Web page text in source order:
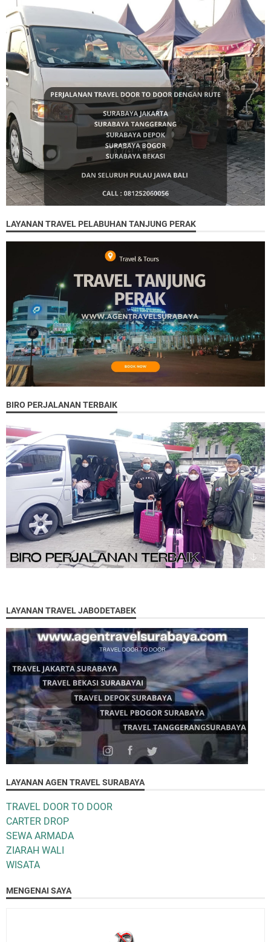
LAYANAN TRAVEL PELABUHAN TANJUNG PERAK
BIRO PERJALANAN TERBAIK
LAYANAN TRAVEL JABODETABEK
LAYANAN AGEN TRAVEL SURABAYA
TRAVEL DOOR TO DOOR
CARTER DROP
SEWA ARMADA
ZIARAH WALI
WISATA
MENGENAI SAYA